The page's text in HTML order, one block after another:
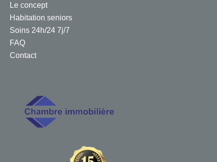
Le concept
Habitation seniors
Soins 24h/24 7j/7
FAQ
Contact